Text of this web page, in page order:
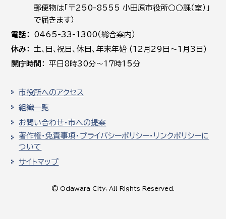
郵便物は「〒250-8555 小田原市役所○○課（室）」
で届きます）
電話
0465-33-1300（総合案内）
休み
土､日､祝日、休日、年末年始 (12月29日～1月3日)
開庁時間
平日8時30分～17時15分
市役所へのアクセス
組織一覧
お問い合わせ・市への提案
著作権・免責事項・プライバシーポリシー・リンクポリシーに
ついて
サイトマップ
© Odawara City, All Rights Reserved.